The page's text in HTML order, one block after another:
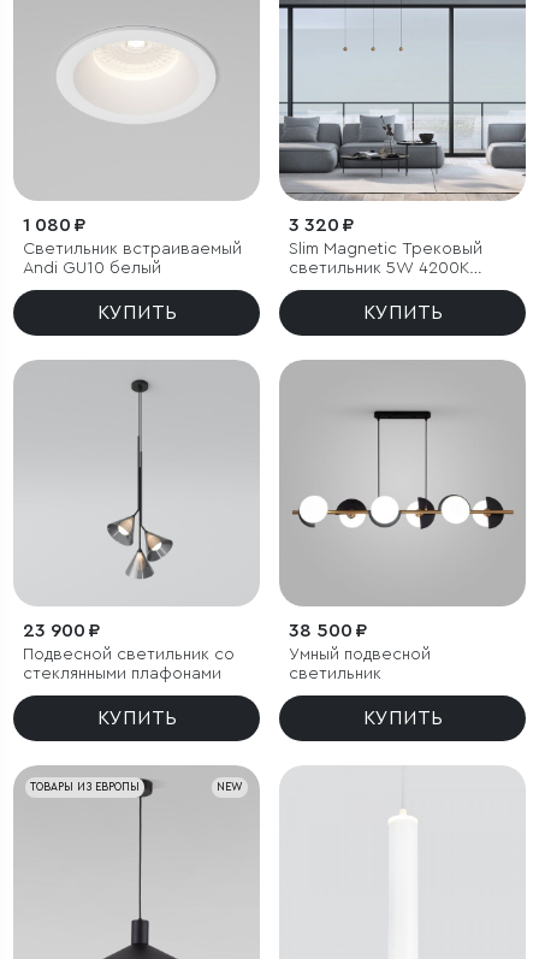
1 080 ₽
Светильник встраиваемый
Andi GU10 белый
КУПИТЬ
3 320 ₽
Slim Magnetic Трековый
светильник 5W 4200K
Event (латунь) 85040/01
КУПИТЬ
23 900 ₽
Подвесной светильник со
стеклянными плафонами
КУПИТЬ
38 500 ₽
Умный подвесной
светильник
КУПИТЬ
NEW
ТОВАРЫ ИЗ ЕВРОПЫ